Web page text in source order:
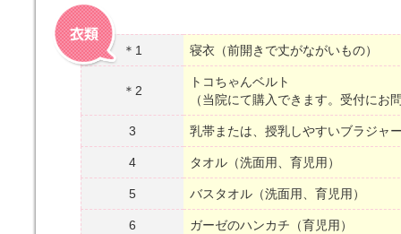
＊1 寝衣（前開きで丈がながいもの）
＊2
トコちゃんベルト
（当院にて購入できます。受付にお
3 乳帯または、授乳しやすいブラジャ
4 タオル（洗面用、育児用）
5 バスタオル（洗面用、育児用）
6 ガーゼのハンカチ（育児用）